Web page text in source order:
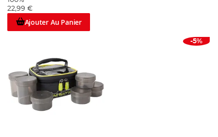
22,99 €
Ajouter Au Panier
-5%